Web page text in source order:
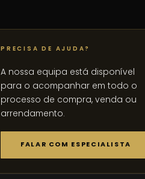
PRECISA DE AJUDA?
A nossa equipa está disponível
para o acompanhar em todo o
processo de compra, venda ou
arrendamento.
FALAR COM ESPECIALISTA